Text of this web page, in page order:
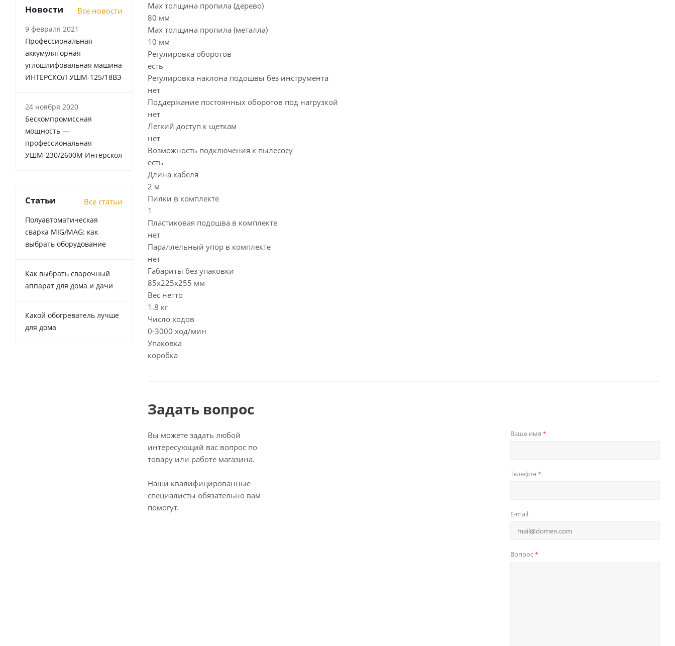
Мах толщина пропила (дерево)
80 мм
Мах толщина пропила (металла)
10 мм
Регулировка оборотов
есть
Регулировка наклона подошвы без инструмента
нет
Поддержание постоянных оборотов под нагрузкой
нет
Легкий доступ к щеткам
нет
Возможность подключения к пылесосу
есть
Длина кабеля
2 м
Пилки в комплекте
1
Пластиковая подошва в комплекте
нет
Параллельный упор в комплекте
нет
Габариты без упаковки
85х225х255 мм
Вес нетто
1.8 кг
Число ходов
0-3000 ход/мин
Упаковка
коробка
Задать вопрос
Вы можете задать любой
интересующий вас вопрос по
товару или работе магазина.
Наши квалифицированные
специалисты обязательно вам
помогут.
Ваше имя *
Телефон *
E-mail
Вопрос*
Новости Все новости
9 февраля 2021
Профессиональная
аккумуляторная
углошлифовальная машина
ИНТЕРСКОЛ УШМ-125/18ВЭ
24 ноября 2020
Бескомпромиссная
мощность —
профессиональная
УШМ-230/2600М Интерскол
Статьи Все статьи
Полуавтоматическая
сварка MIG/MAG: как
выбрать оборудование
Как выбрать сварочный
аппарат для дома и дачи
Какой обогреватель лучше
для дома